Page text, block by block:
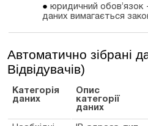
юридичний
даних вимагається
Автоматично зібрані
Відвідувачів)
Категорія
даних
Опис
категорії
даних